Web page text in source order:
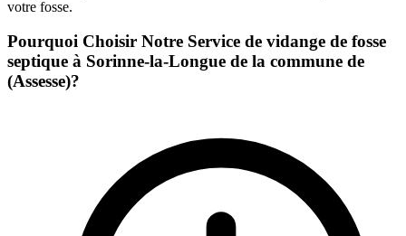
votre fosse.
Pourquoi Choisir Notre Service de vidange de fosse
septique à Sorinne-la-Longue de la commune de
(Assesse)?